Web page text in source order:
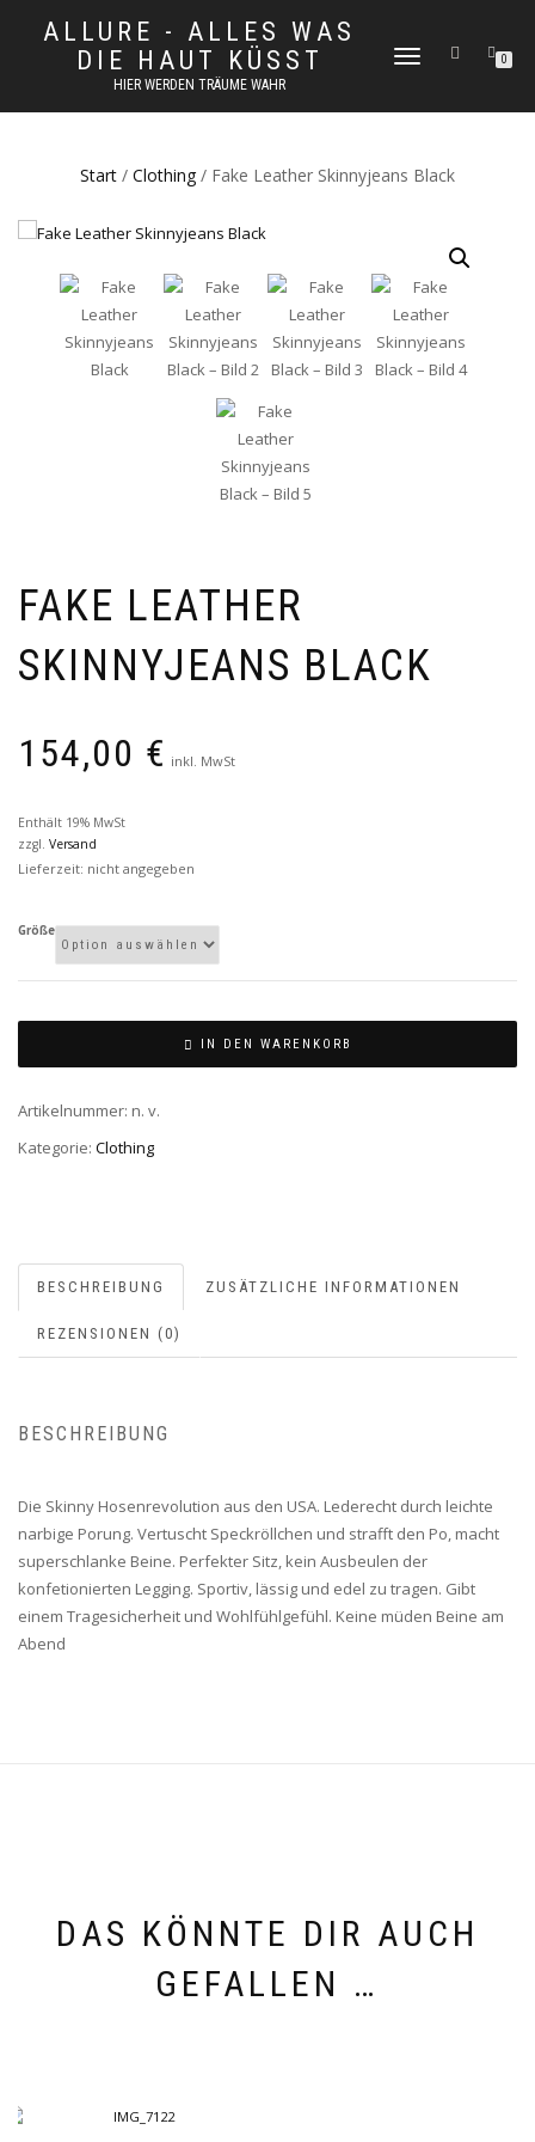
ALLURE - ALLES WAS
DIE HAUT KÜSST
HIER WERDEN TRÄUME WAHR
NAVIGATION
0
Start / Clothing / Fake Leather Skinnyjeans Black
FAKE LEATHER
SKINNYJEANS BLACK
154,00 € inkl. MwSt
Enthält 19% MwSt
zzgl. Versand
Lieferzeit: nicht angegeben
Größe
IN DEN WARENKORB
Artikelnummer: n. v.
Kategorie: Clothing
BESCHREIBUNG ZUSÄTZLICHE INFORMATIONEN
REZENSIONEN (0)
BESCHREIBUNG
Die Skinny Hosenrevolution aus den USA. Lederecht durch leichte
narbige Porung. Vertuscht Speckröllchen und strafft den Po, macht
superschlanke Beine. Perfekter Sitz, kein Ausbeulen der
konfetionierten Legging. Sportiv, lässig und edel zu tragen. Gibt
einem Tragesicherheit und Wohlfühlgefühl. Keine müden Beine am
Abend
DAS KÖNNTE DIR AUCH
GEFALLEN …